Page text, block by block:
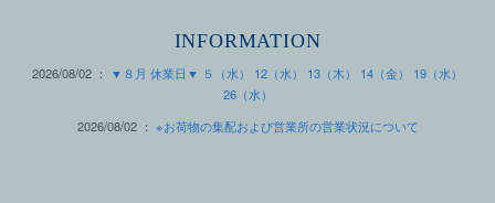
INFORMATION
2026/08/02 ：
▼８月 休業日▼ ５（水） 12（水） 13（木） 14（金） 19（水）
26（水）
2026/08/02 ： ※お荷物の集配および営業所の営業状況について